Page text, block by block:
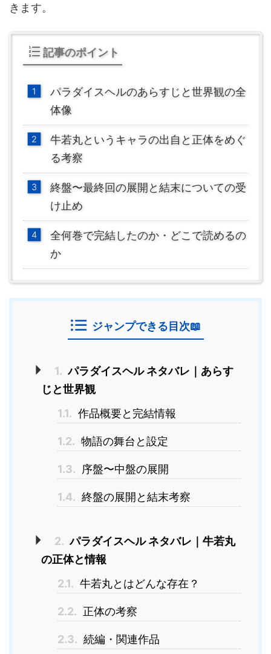
きます。
記事のポイント
パラダイスヘルのあらすじと世界観の全
体像
牛若丸というキャラの出自と正体をめぐ
る考察
終盤〜最終回の展開と結末についての受
け止め
全何巻で完結したのか・どこで読めるの
か
ジャンプできる目次📖
1. パラダイスヘル ネタバレ｜あらす
じと世界観
1.1. 作品概要と完結情報
1.2. 物語の舞台と設定
1.3. 序盤〜中盤の展開
1.4. 終盤の展開と結末考察
2. パラダイスヘル ネタバレ｜牛若丸
の正体と情報
2.1. 牛若丸とはどんな存在？
2.2. 正体の考察
2.3. 続編・関連作品